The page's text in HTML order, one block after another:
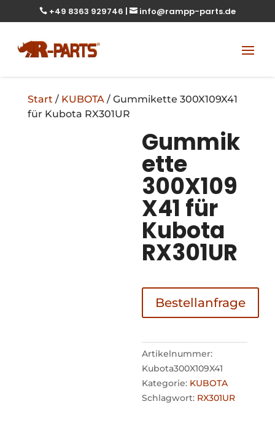
 +49 8363 929746 |  info@rampp-parts.de
Start / KUBOTA/ Gummikette 300X109X41
für Kubota RX301UR
Gummik
ette
300X109
X41 für
Kubota
RX301UR
Bestellanfrage
Artikelnummer:
Kubota300X109X41
Kategorie: KUBOTA
Schlagwort: RX301UR